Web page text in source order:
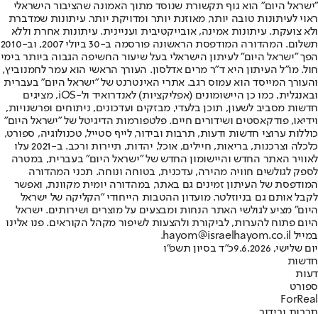
"ישראל היום" הוא גוף תקשורת שנוסד מתוך האמונה שהציבור הישראלי
ראוי לעיתונות טובה יותר, מאוזנת יותר ומדויקת יותר. עיתונות שמדברת
ולא צועקת. עיתונות אמינה, אובייקטיבית ועניינית. עיתונות אחרת וללא
תשלום. המהדורה המודפסת הראשונה פורסמה ב-30 ביולי 2007, וב-2010
הפך "ישראל היום" לעיתון הישראלי בעל שיעור החשיפה הגבוה ביותר בימי
חול. מו"ל העיתון היא ד"ר מרים אדלסון. העורך הראשי הוא עמר לחמנוביץ,
והעורך המייסד הוא עמוס רגב. אתרי האינטרנט של "ישראל היום" בעברית
ובאנגלית, כמו כן היישומונים (אפליקציות) לאנדרואיד ול-iOS, מציגים
חדשות מסביב לשעון, תוכן בלעדי, מבזקים ועדכונים, ניתוחים ופרשנויות,
וידיאו, פודקאסטים ושידורים חיים. פלטפורמות הדיגיטל של "ישראל היום"
כוללות ערוצי חדשות ודעות, תרבות ובידור, לייף סטייל, טכנולוגיה, ספורט,
כלכלה וצרכנות, בריאות, חיילים, אוכל, יהדות, תיירות ורכב. ב-2021 עלו
לאוויר האתר החדש והיישומון החדש של "ישראל היום" בעברית, במטרה
לספק לגולשים חוויה מהירה, עדכנית, בטוחה ונוחה. תכני המהדורה
המודפסת של העיתון זמינים גם באתר, במהדורה יומית מקוונת, ואפשר
לקבל אותם גם בניוזלטר. מועדון ההטבות הייחודי "הקליקה של ישראל
היום" מציע לגולשי האתר הנחות ומבצעים על מוצרים ושירותים. ישראל
היום פתוח להערות, לביקורת ולהצעות לשיפור מקהל הקוראים. פנו אלינו
במייל hayom@israelhayom.co.il.
יום שלישי, 9.6.2026
כ"ד בסיון תשפ"ו
חדשות
דעות
ספורט
ForReal